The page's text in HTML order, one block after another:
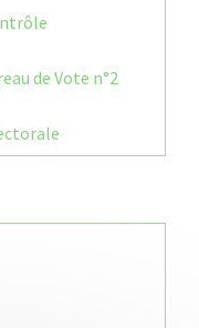
de Vote n°2